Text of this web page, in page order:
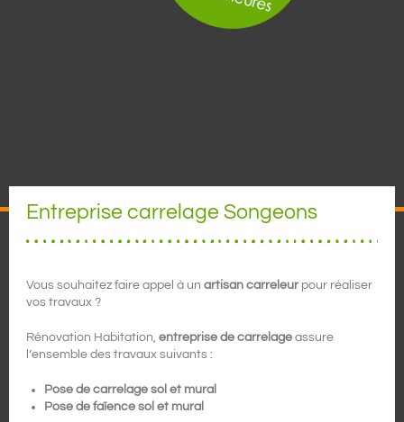
Entreprise carrelage Songeons
Vous souhaitez faire appel à un artisan carreleurpour réaliser
vos travaux ?
Rénovation Habitation, entreprise de carrelageassure
l’ensemble des travaux suivants :
Pose de carrelage sol et mural
Pose de faïence sol et mural